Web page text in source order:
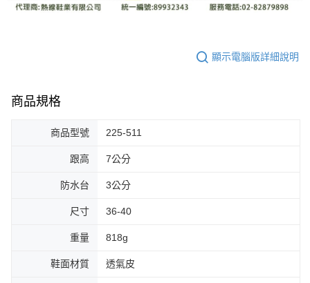
顯示電腦版詳細說明
商品規格
商品型號 225-511
跟高 7公分
防水台 3公分
尺寸 36-40
重量 818g
鞋面材質 透氣皮